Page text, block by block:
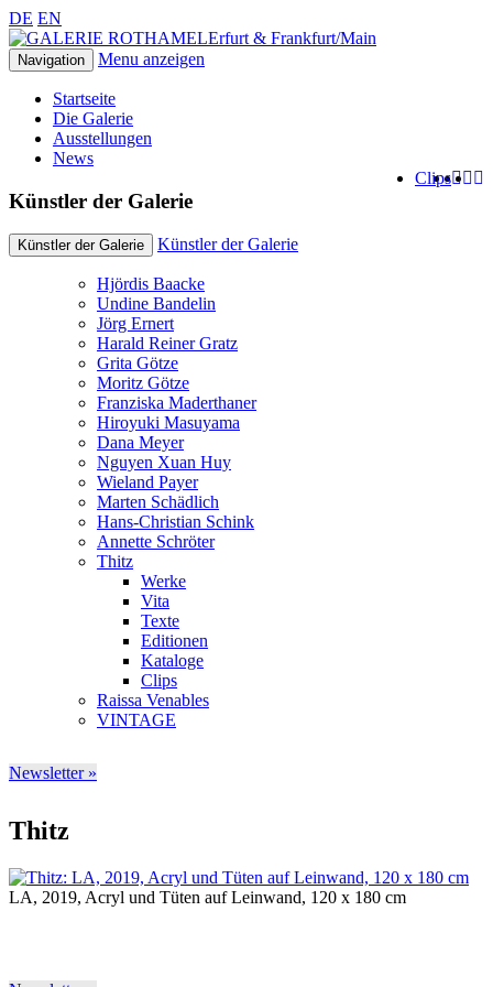
DE EN
Erfurt & Frankfurt/Main
Navigation Menu anzeigen
Startseite
Die Galerie
Ausstellungen
News
Clips
Künstler der Galerie
Künstler der Galerie Künstler der Galerie
Hjördis Baacke
Undine Bandelin
Jörg Ernert
Harald Reiner Gratz
Grita Götze
Moritz Götze
Franziska Maderthaner
Hiroyuki Masuyama
Dana Meyer
Nguyen Xuan Huy
Wieland Payer
Marten Schädlich
Hans-Christian Schink
Annette Schröter
Thitz
Werke
Vita
Texte
Editionen
Kataloge
Clips
Raissa Venables
VINTAGE
Newsletter »
Thitz
LA, 2019, Acryl und Tüten auf Leinwand, 120 x 180 cm